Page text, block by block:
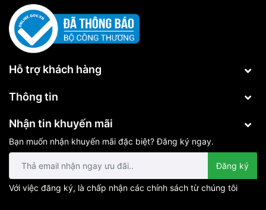
Hỗ trợ khách hàng
Thông tin
Nhận tin khuyến mãi
Bạn muốn nhận khuyến mãi đặc biệt? Đăng ký ngay.
Đăng ký
Với việc đăng ký, là chấp nhận các chính sách từ chúng tôi